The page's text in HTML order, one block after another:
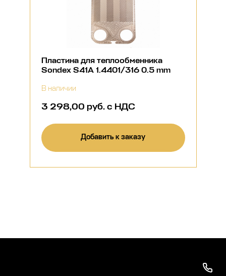
Пластина для теплообменника
Sondex S41A 1.4401/316 0.5 mm
В наличии
3 298,00 руб. с НДС
Добавить к заказу